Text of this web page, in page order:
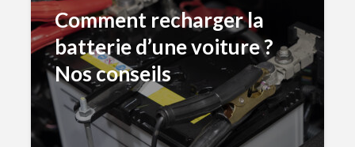
Comment recharger la
batterie d’une voiture ?
Nos conseils